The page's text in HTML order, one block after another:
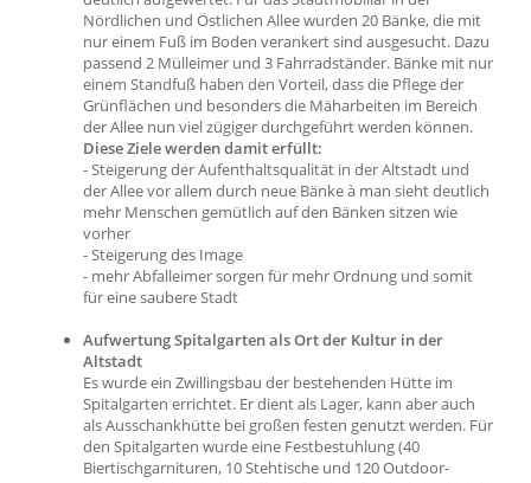
Nördlichen und Östlichen Allee wurden 20 Bänke, die mit
nur einem Fuß im Boden verankert sind ausgesucht. Dazu
passend 2 Mülleimer und 3 Fahrradständer. Bänke mit nur
einem Standfuß haben den Vorteil, dass die Pflege der
Grünflächen und besonders die Mäharbeiten im Bereich
der Allee nun viel zügiger durchgeführt werden können.
Diese Ziele werden damit erfüllt:
- Steigerung der Aufenthaltsqualität in der Altstadt und
der Allee vor allem durch neue Bänke à man sieht deutlich
mehr Menschen gemütlich auf den Bänken sitzen wie
vorher
- Steigerung des Image
- mehr Abfalleimer sorgen für mehr Ordnung und somit
für eine saubere Stadt
Aufwertung Spitalgarten als Ort der Kultur in der
Altstadt
Es wurde ein Zwillingsbau der bestehenden Hütte im
Spitalgarten errichtet. Er dient als Lager, kann aber auch
als Ausschankhütte bei großen festen genutzt werden. Für
den Spitalgarten wurde eine Festbestuhlung (40
Biertischgarnituren, 10 Stehtische und 120 Outdoor-